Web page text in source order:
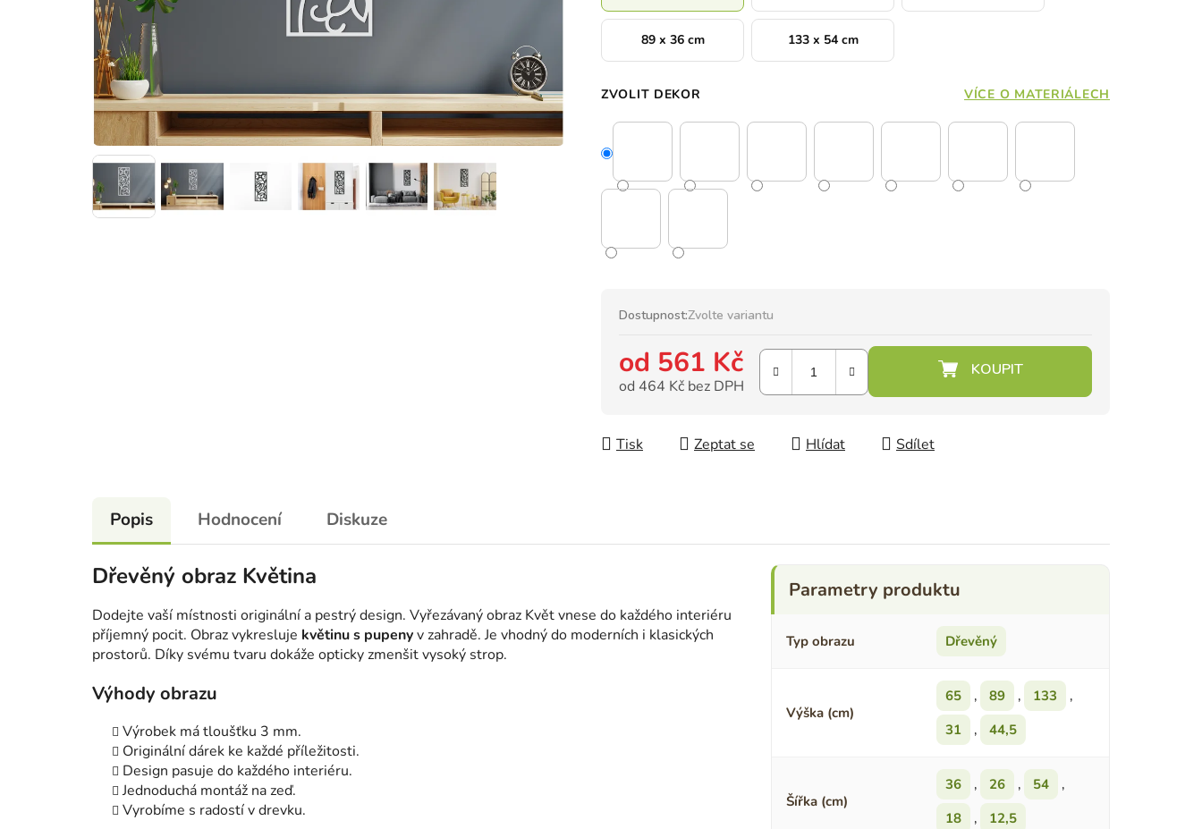
89 x 36 cm 133 x 54 cm
ZVOLIT DEKOR VÍCE O MATERIÁLECH
Dostupnost:Zvolte variantu
od 561 Kč
od 464 Kč bez DPH
Tisk
Zeptat se Hlídat Sdílet
Popis Hodnocení Diskuze
Dřevěný obraz Květina
Dodejte vaší místnosti originální a pestrý design. Vyřezávaný obraz Květ vnese do každého interiéru
příjemný pocit. Obraz vykresluje květinu s pupenyv zahradě. Je vhodný do moderních i klasických
prostorů. Díky svému tvaru dokáže opticky zmenšit vysoký strop.
Výhody obrazu
Výrobek má tloušťku 3 mm.
Originální dárek ke každé příležitosti.
Design pasuje do každého interiéru.
Jednoduchá montáž na zeď.
Vyrobíme s radostí v drevku.
Typ obrazu Dřevěný
Výška (cm)
65 , 89 , 133
,
31
, 44,5
Šířka (cm)
36 , 26 , 54
,
18
, 12,5